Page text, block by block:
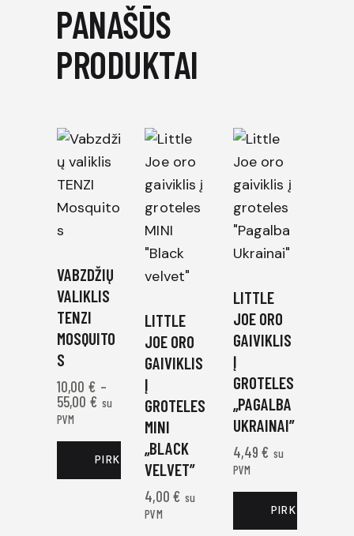
PANAŠŪS
PRODUKTAI
VABZDŽIŲ
VALIKLIS
TENZI
MOSQUITO
S
10,00 € –
55,00 € su
PVM
PIRKTI DABAR
LITTLE
JOE ORO
GAIVIKLIS
Į
GROTELES
MINI
„BLACK
VELVET”
4,00 € su
PVM
LITTLE
JOE ORO
GAIVIKLIS
Į
GROTELES
„PAGALBA
UKRAINAI”
4,49€ su
PVM
PIRKTI DABAR